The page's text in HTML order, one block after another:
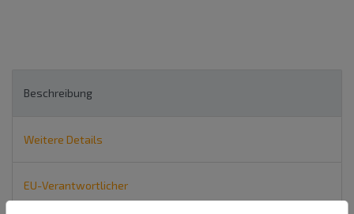
Beschreibung
Weitere Details
EU-Verantwortlicher